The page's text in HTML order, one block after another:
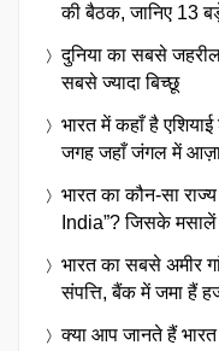
की बैठक, जानिए 13
दुनिया का सबसे
सबसे ज्यादा बिच्छू
भारत में कहाँ है
जगह जहाँ जंगल में
भारत का कौन-सा
India”? जिसके मसालें
भारत का सबसे अमीर
संपत्ति, बैंक में जमा हैं
क्या आप जानते हैं